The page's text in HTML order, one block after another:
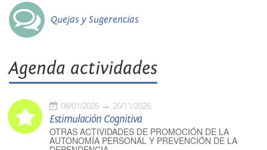
Quejas y Sugerencias
Agenda actividades
08/01/2026 26/11/2026
Estimulación Cognitiva
OTRAS ACTIVIDADES DE PROMOCIÓN DE LA
AUTONOMÍA PERSONAL Y PREVENCIÓN DE LA